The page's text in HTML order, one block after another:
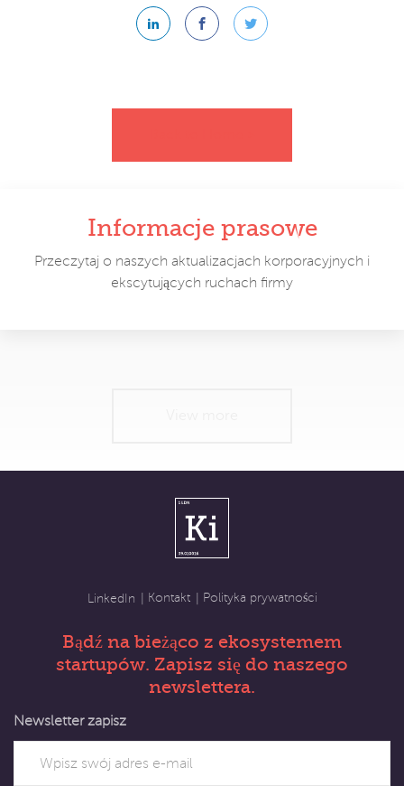
Linkedin FacebookTwitter
Informacje prasowe
Przeczytaj o naszych aktualizacjach korporacyjnych i
ekscytujących ruchach firmy
LinkedIn Kontakt Polityka prywatności
Bądź na bieżąco z ekosystemem
startupów. Zapisz się do naszego
newslettera.
Newsletter zapisz